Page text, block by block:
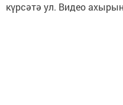
күрсәтә ул. Видео